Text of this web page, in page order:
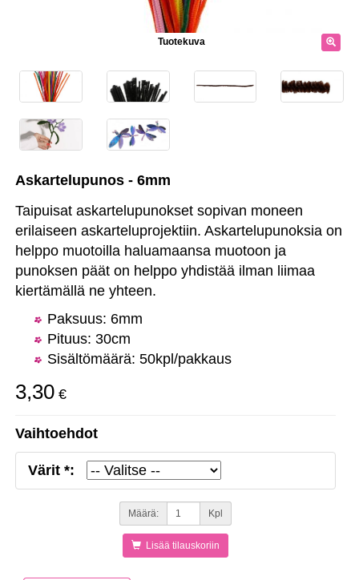
Tuotekuva
Askartelupunos - 6mm
Taipuisat askartelupunokset sopivan moneen
erilaiseen askarteluprojektiin. Askartelupunoksia on
helppo muotoilla haluamaansa muotoon ja
punoksen päät on helppo yhdistää ilman liimaa
kiertämällä ne yhteen.
Paksuus: 6mm
Pituus: 30cm
Sisältömäärä: 50kpl/pakkaus
3,30 €
Vaihtoehdot
Värit *:
Määrä: Kpl
Lisää tilauskoriin